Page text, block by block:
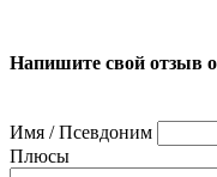
Напишите свой отзыв
Имя / Псевдоним
Плюсы